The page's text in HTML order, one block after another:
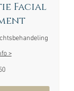
Facial
>